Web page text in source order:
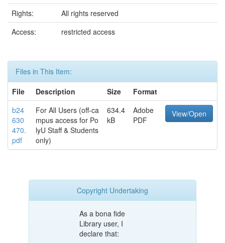
Rights:
All rights reserved
Access:
restricted access
Files in This Item:
File
Description Size
Format
b24
630
470.
pdf
For All Users (off-ca
mpus access for Po
lyU Staff & Students
only)
634.4
kB
Adobe
PDF
View/Open
Copyright Undertaking
As a bona fide
Library user, I
declare that: